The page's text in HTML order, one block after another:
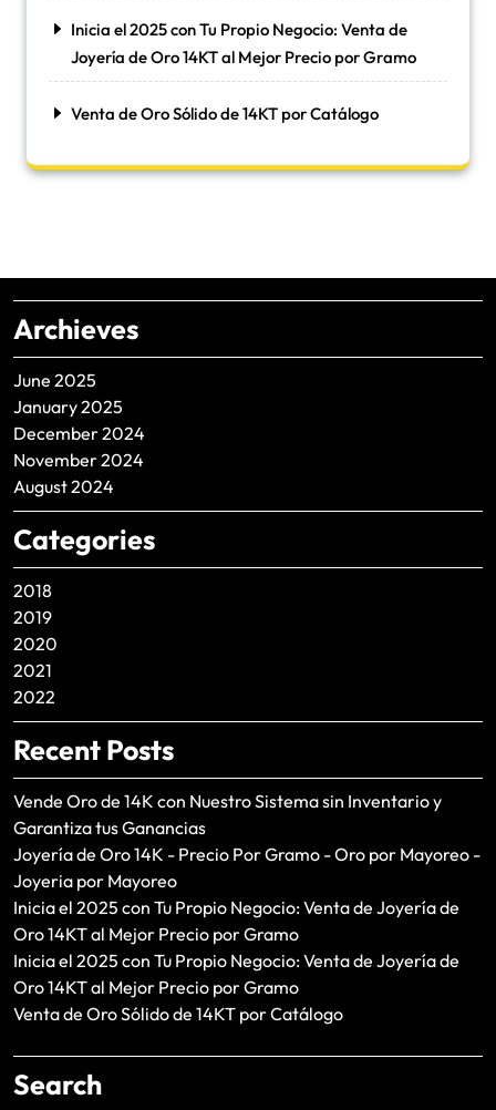
Inicia el 2025 con Tu Propio Negocio: Venta de
Joyería de Oro 14KT al Mejor Precio por Gramo
Venta de Oro Sólido de 14KT por Catálogo
Archieves
June 2025
January 2025
December 2024
November 2024
August 2024
Categories
2018
2019
2020
2021
2022
Recent Posts
Vende Oro de 14K con Nuestro Sistema sin Inventario y
Garantiza tus Ganancias
Joyería de Oro 14K - Precio Por Gramo - Oro por Mayoreo -
Joyeria por Mayoreo
Inicia el 2025 con Tu Propio Negocio: Venta de Joyería de
Oro 14KT al Mejor Precio por Gramo
Inicia el 2025 con Tu Propio Negocio: Venta de Joyería de
Oro 14KT al Mejor Precio por Gramo
Venta de Oro Sólido de 14KT por Catálogo
Search